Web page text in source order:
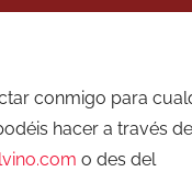
conmigo para
hacer a través de
o des del